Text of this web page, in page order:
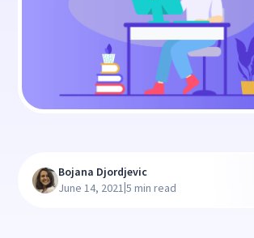
Bojana Djordjevic
June 14, 2021|5 min read